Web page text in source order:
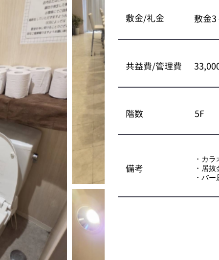
敷金
​​敷金/礼金
共益費/管理費
5F
階数
・カ
・居
・バー
備考